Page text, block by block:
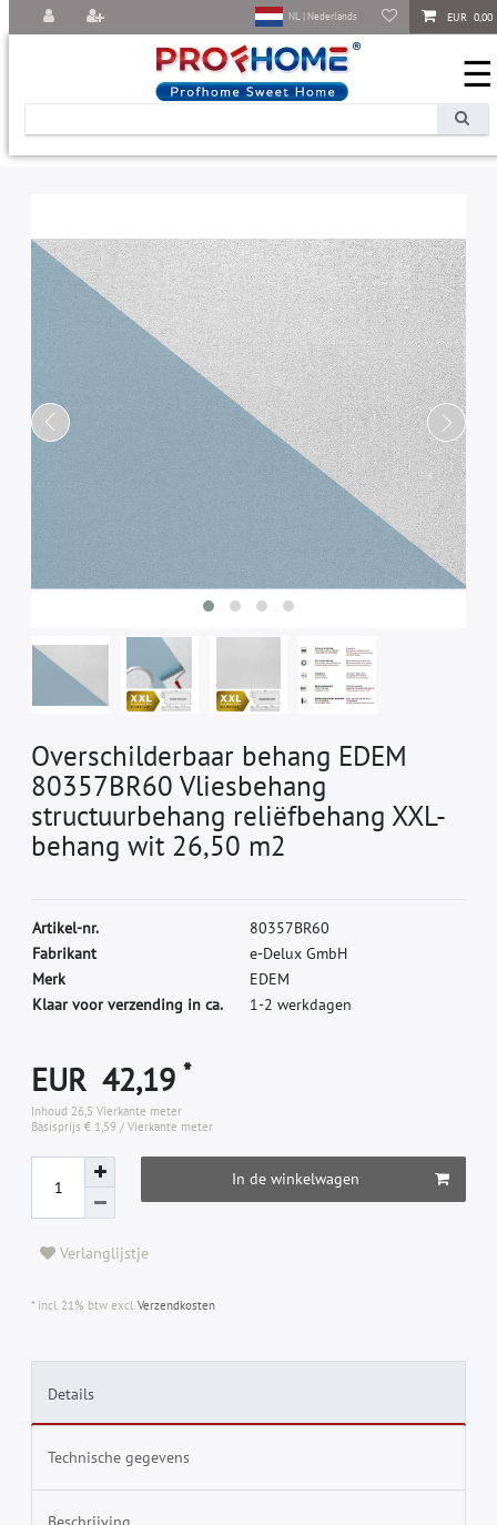
EUR 0,00
NL | Nederlands
☰
Overschilderbaar behang EDEM
80357BR60 Vliesbehang
structuurbehang reliëfbehang XXL-
behang wit 26,50 m2
Artikel-nr. 80357BR60
Fabrikant e-Delux GmbH
Merk EDEM
Klaar voor verzending in ca.
1-2 werkdagen
EUR 42,19*
Inhoud 26,5Vierkante meter
Basisprijs€ 1,59 / Vierkante meter
In de winkelwagen
Verlanglijstje
* incl. 21% btw excl.Verzendkosten
Details
Technische gegevens